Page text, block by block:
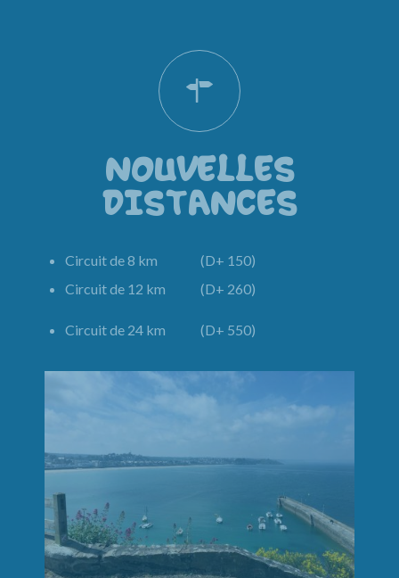
NOUVELLES
DISTANCES
Circuit de 8 km (D+ 150)
Circuit de 12 km (D+ 260)
Circuit de 24 km (D+ 550)